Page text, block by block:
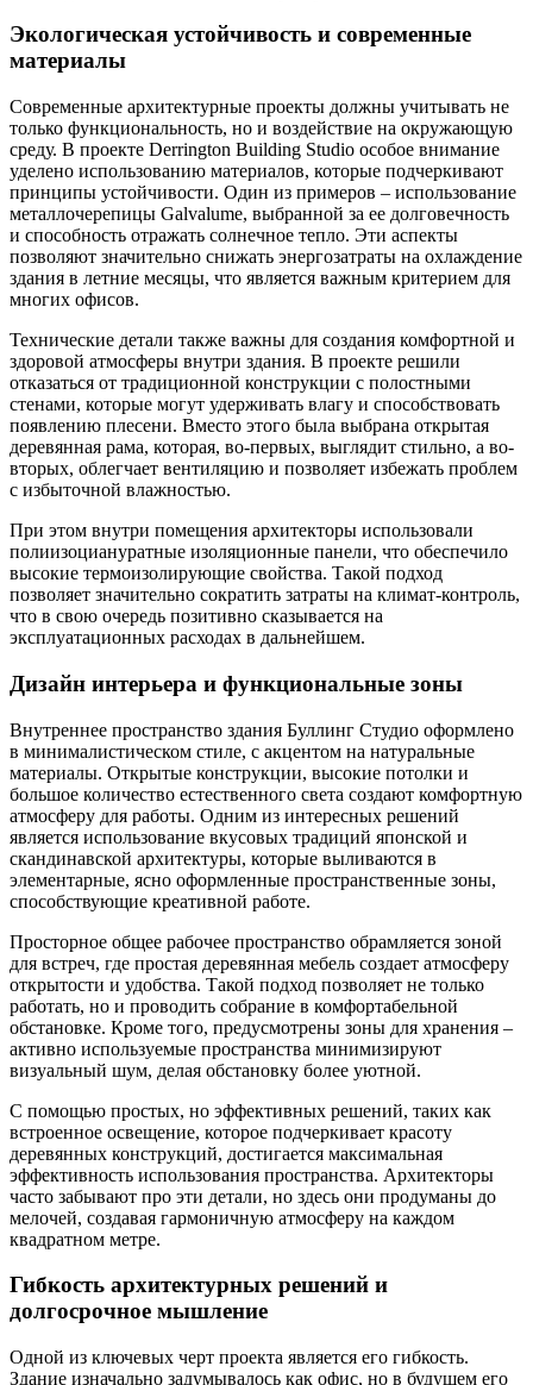
Экологическая устойчивость и современные
материалы
Современные архитектурные проекты должны учитывать не
только функциональность, но и воздействие на окружающую
среду. В проекте Derrington Building Studio особое внимание
уделено использованию материалов, которые подчеркивают
принципы устойчивости. Один из примеров – использование
металлочерепицы Galvalume, выбранной за ее долговечность
и способность отражать солнечное тепло. Эти аспекты
позволяют значительно снижать энергозатраты на охлаждение
здания в летние месяцы, что является важным критерием для
многих офисов.
Технические детали также важны для создания комфортной и
здоровой атмосферы внутри здания. В проекте решили
отказаться от традиционной конструкции с полостными
стенами, которые могут удерживать влагу и способствовать
появлению плесени. Вместо этого была выбрана открытая
деревянная рама, которая, во-первых, выглядит стильно, а во-
вторых, облегчает вентиляцию и позволяет избежать проблем
с избыточной влажностью.
При этом внутри помещения архитекторы использовали
полиизоциануратные изоляционные панели, что обеспечило
высокие термоизолирующие свойства. Такой подход
позволяет значительно сократить затраты на климат-контроль,
что в свою очередь позитивно сказывается на
эксплуатационных расходах в дальнейшем.
Дизайн интерьера и функциональные зоны
Внутреннее пространство здания Буллинг Студио оформлено
в минималистическом стиле, с акцентом на натуральные
материалы. Открытые конструкции, высокие потолки и
большое количество естественного света создают комфортную
атмосферу для работы. Одним из интересных решений
является использование вкусовых традиций японской и
скандинавской архитектуры, которые выливаются в
элементарные, ясно оформленные пространственные зоны,
способствующие креативной работе.
Просторное общее рабочее пространство обрамляется зоной
для встреч, где простая деревянная мебель создает атмосферу
открытости и удобства. Такой подход позволяет не только
работать, но и проводить собрание в комфортабельной
обстановке. Кроме того, предусмотрены зоны для хранения –
активно используемые пространства минимизируют
визуальный шум, делая обстановку более уютной.
С помощью простых, но эффективных решений, таких как
встроенное освещение, которое подчеркивает красоту
деревянных конструкций, достигается максимальная
эффективность использования пространства. Архитекторы
часто забывают про эти детали, но здесь они продуманы до
мелочей, создавая гармоничную атмосферу на каждом
квадратном метре.
Гибкость архитектурных решений и
долгосрочное мышление
Одной из ключевых черт проекта является его гибкость.
Здание изначально задумывалось как офис, но в будущем его